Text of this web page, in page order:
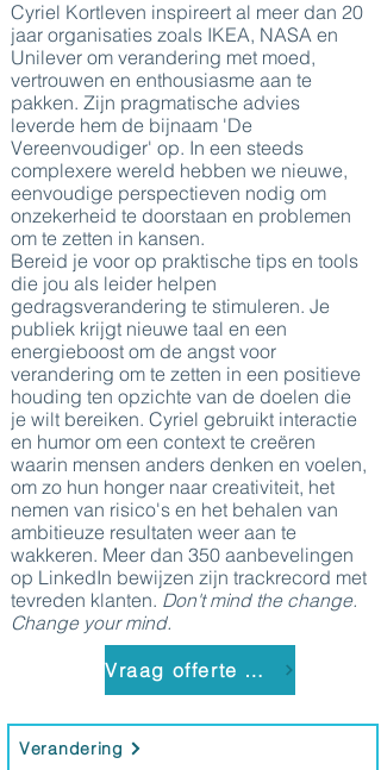
Cyriel Kortleven inspireert al meer dan 20
jaar organisaties zoals IKEA, NASA en
Unilever om verandering met moed,
vertrouwen en enthousiasme aan te
pakken. Zijn pragmatische advies
leverde hem de bijnaam 'De
Vereenvoudiger' op. In een steeds
complexere wereld hebben we nieuwe,
eenvoudige perspectieven nodig om
onzekerheid te doorstaan en problemen
om te zetten in kansen.
Bereid je voor op praktische tips en tools
die jou als leider helpen
gedragsverandering te stimuleren. Je
publiek krijgt nieuwe taal en een
energieboost om de angst voor
verandering om te zetten in een positieve
houding ten opzichte van de doelen die
je wilt bereiken. Cyriel gebruikt interactie
en humor om een context te creëren
waarin mensen anders denken en voelen,
om zo hun honger naar creativiteit, het
nemen van risico's en het behalen van
ambitieuze resultaten weer aan te
wakkeren. Meer dan 350 aanbevelingen
op LinkedIn bewijzen zijn trackrecord met
tevreden klanten. Don't mind the change.
Change your mind.
Vraag offerte aan
Verandering